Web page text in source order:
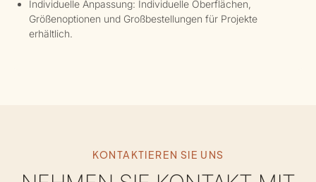
Individuelle Anpassung: Individuelle Oberflächen,
Größenoptionen und Großbestellungen für Projekte
erhältlich.
KONTAKTIEREN SIE UNS